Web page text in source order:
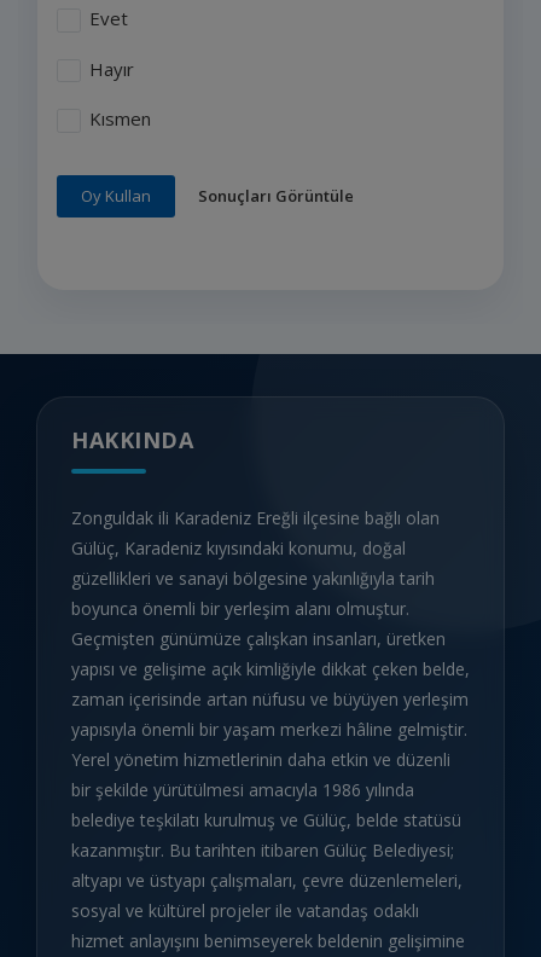
Evet
Hayır
Kısmen
Oy Kullan Sonuçları Görüntüle
HAKKINDA
Zonguldak ili Karadeniz Ereğli ilçesine bağlı olan
Gülüç, Karadeniz kıyısındaki konumu, doğal
güzellikleri ve sanayi bölgesine yakınlığıyla tarih
boyunca önemli bir yerleşim alanı olmuştur.
Geçmişten günümüze çalışkan insanları, üretken
yapısı ve gelişime açık kimliğiyle dikkat çeken belde,
zaman içerisinde artan nüfusu ve büyüyen yerleşim
yapısıyla önemli bir yaşam merkezi hâline gelmiştir.
Yerel yönetim hizmetlerinin daha etkin ve düzenli
bir şekilde yürütülmesi amacıyla 1986 yılında
belediye teşkilatı kurulmuş ve Gülüç, belde statüsü
kazanmıştır. Bu tarihten itibaren Gülüç Belediyesi;
altyapı ve üstyapı çalışmaları, çevre düzenlemeleri,
sosyal ve kültürel projeler ile vatandaş odaklı
hizmet anlayışını benimseyerek beldenin gelişimine